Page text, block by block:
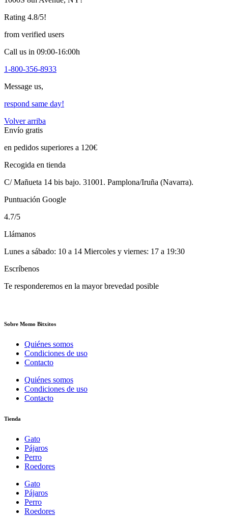
Rating 4.8/5!
from verified users
Call us in 09:00-16:00h
1-800-356-8933
Message us,
respond same day!
Volver arriba
Envío gratis
en pedidos superiores a 120€
Recogida en tienda
C/ Mañueta 14 bis bajo. 31001. Pamplona/Iruña (Navarra).
Puntuación Google
4.7/5
Llámanos
Lunes a sábado: 10 a 14 Miercoles y viernes: 17 a 19:30
Escríbenos
Te responderemos en la mayor brevedad posible
Sobre Momo Bitxitos
Quiénes somos
Condiciones de uso
Contacto
Quiénes somos
Condiciones de uso
Contacto
Tienda
Gato
Pájaros
Perro
Roedores
Gato
Pájaros
Perro
Roedores